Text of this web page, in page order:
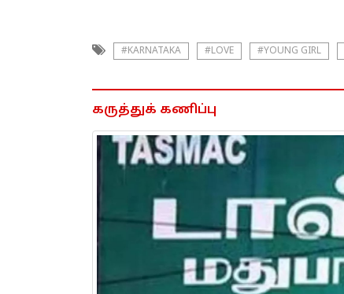
#KARNATAKA #LOVE #YOUNG GIRL
கருத்துக் கணிப்பு